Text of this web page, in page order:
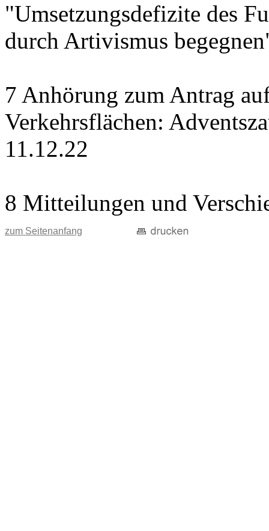
"Umsetzungsdefizite des
durch Artivismus
7 Anhörung zum Antrag
Verkehrsflächen:
11.12.22
8 Mitteilungen und
zum Seitenanfang